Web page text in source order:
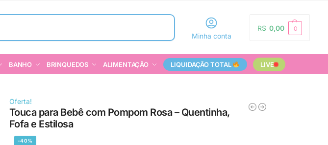
Pesquisar
Minha conta
R$ 0,00 0
BANHO BRINQUEDOS ALIMENTAÇÃO LIQUIDAÇÃO TOTAL LIVE
Oferta!
Touca para Bebê com Pompom Rosa – Quentinha,
Fofa e Estilosa
-40%